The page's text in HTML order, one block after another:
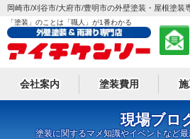
岡崎市/刈谷市/大府市/豊明市の外壁塗装・屋根塗装
「塗装」のことは「職人」が1番わかる
会社案内 塗装費用
現場ブロ
塗装に関するマメ知識やイベントなど